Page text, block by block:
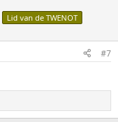
Lid van de TWENOT
#7